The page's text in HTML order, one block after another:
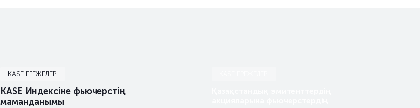
KASE ЕРЕЖЕЛЕРІ
KASE Индексіне фьючерстің
маманданымы